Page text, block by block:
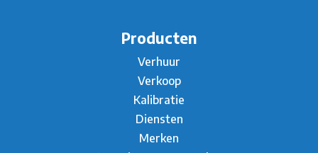
Producten
Verhuur
Verkoop
Kalibratie
Diensten
Merken